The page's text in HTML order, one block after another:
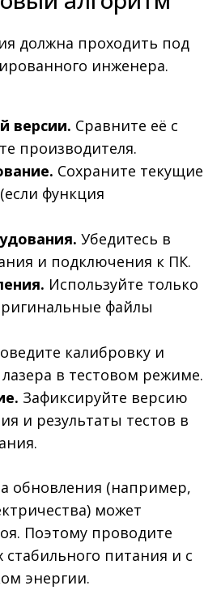
должна проходить под
инженера.
версии. Сравните её с
производителя.
Сохраните текущие
функция
Убедитесь в
и подключения к ПК.
Используйте только
файлы
калибровку и
в тестовом режиме.
Зафиксируйте версию
и результаты тестов в
обновления (например,
может
Поэтому проводите
стабильного питания и с
энергии.